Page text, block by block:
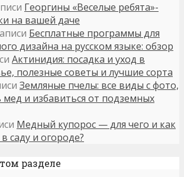
Георгины «Веселые ребята»-
на вашей даче
Бесплатные программы для
дизайна на русском языке: обзор
Актинидия: посадка и уход в
полезные советы и лучшие сорта
Земляные пчелы: все виды с фото,
мед и избавиться от подземных
Медный купорос — для чего и как
саду и огороде?
разделе